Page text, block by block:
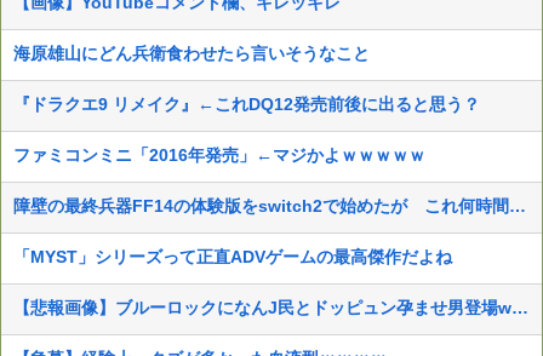
海原雄山にどん兵衛食わせたら言いそうなこと
『ドラクエ9 リメイク』←これDQ12発売前後に出ると思う？
ファミコンミニ「2016年発売」←マジかよｗｗｗｗｗ
障壁の最終兵器FF14の体験版をswitch2で始めたが これ何時間遊べば面白くなるんだ？
「MYST」シリーズって正直ADVゲームの最高傑作だよね
【悲報画像】ブルーロックになんJ民とドッピュン孕ませ男登場www